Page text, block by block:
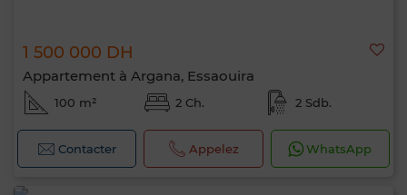
1 500 000 DH
Appartement à Argana, Essaouira
100 m² 2 Ch. 2 Sdb.
Contacter Appelez WhatsApp